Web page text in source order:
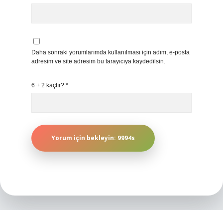
Daha sonraki yorumlarımda kullanılması için adım, e-posta
adresim ve site adresim bu tarayıcıya kaydedilsin.
6 + 2 kaçtır? *